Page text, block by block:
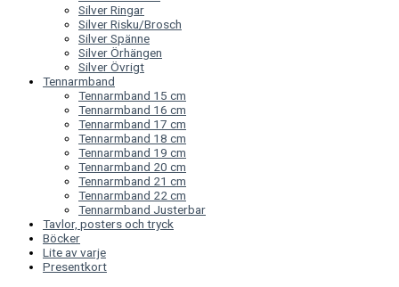
Silver Ringar
Silver Risku/Brosch
Silver Spänne
Silver Örhängen
Silver Övrigt
Tennarmband
Tennarmband 15 cm
Tennarmband 16 cm
Tennarmband 17 cm
Tennarmband 18 cm
Tennarmband 19 cm
Tennarmband 20 cm
Tennarmband 21 cm
Tennarmband 22 cm
Tennarmband Justerbar
Tavlor, posters och tryck
Böcker
Lite av varje
Presentkort